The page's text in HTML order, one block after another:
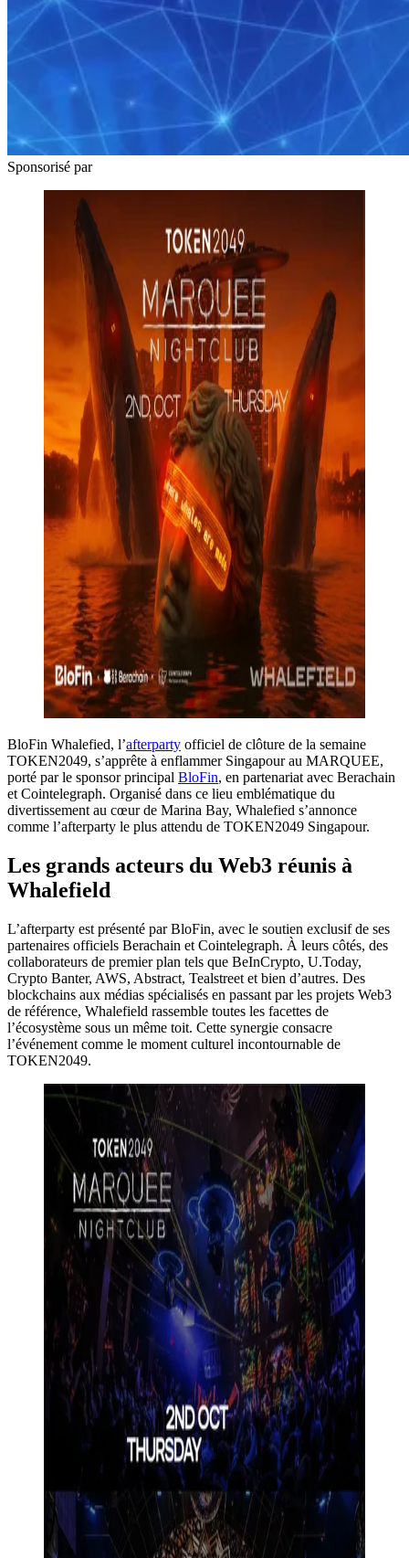
Sponsorisé par
BloFin Whalefied, l’afterparty officiel de clôture de la semaine
TOKEN2049, s’apprête à enflammer Singapour au MARQUEE,
porté par le sponsor principal BloFin, en partenariat avec Berachain
et Cointelegraph. Organisé dans ce lieu emblématique du
divertissement au cœur de Marina Bay, Whalefied s’annonce
comme l’afterparty le plus attendu de TOKEN2049 Singapour.
Les grands acteurs du Web3 réunis à
Whalefield
L’afterparty est présenté par BloFin, avec le soutien exclusif de ses
partenaires officiels Berachain et Cointelegraph. À leurs côtés, des
collaborateurs de premier plan tels que BeInCrypto, U.Today,
Crypto Banter, AWS, Abstract, Tealstreet et bien d’autres. Des
blockchains aux médias spécialisés en passant par les projets Web3
de référence, Whalefield rassemble toutes les facettes de
l’écosystème sous un même toit. Cette synergie consacre
l’événement comme le moment culturel incontournable de
TOKEN2049.